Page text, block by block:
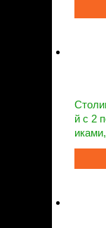
й с 2